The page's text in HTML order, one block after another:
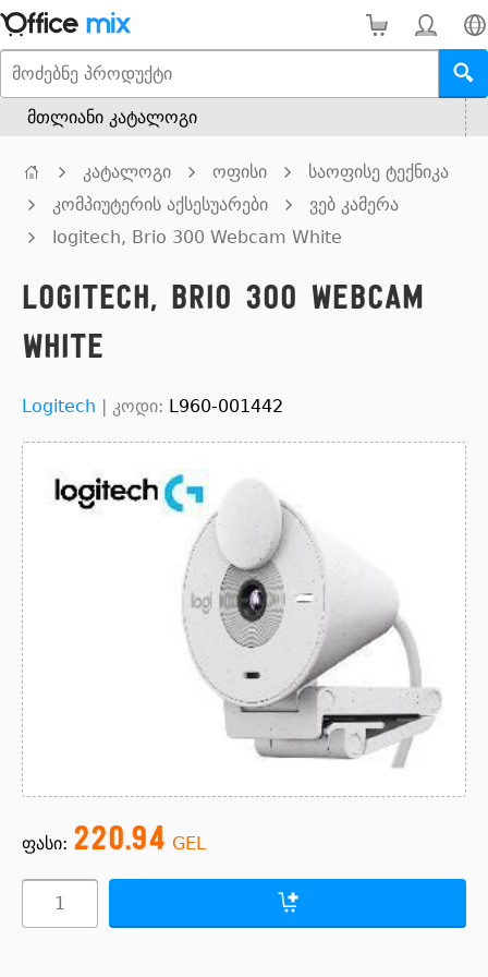
მთლიანი კატალოგი
კატალოგი ოფისი
საოფისე ტექნიკა
კომპიუტერის აქსესუარები
ვებ კამერა
logitech, Brio 300 Webcam White
logitech, Brio 300 Webcam
White
Logitech | კოდი: L960-001442
ფასი: 220.94 GEL